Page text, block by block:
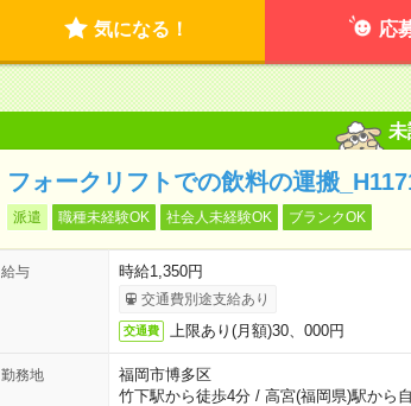
気になる！ 応
未
フォークリフトでの飲料の運搬
派遣 職種未経験OK 社会人未経験OK ブランクOK
給与 時給1,350円
交通費別途支給あり
交通費 上限あり(月額)30、000円
勤務地
福岡市博多区
竹下駅から徒歩4分/ 高宮(福岡県)駅から